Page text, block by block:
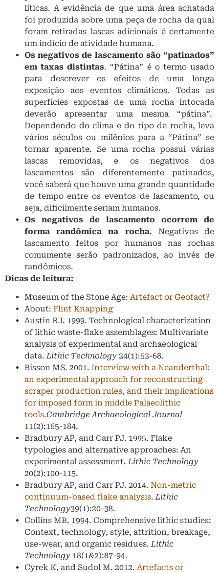
líticas. A evidência de que uma área achatada
foi produzida sobre uma peça de rocha da qual
foram retiradas lascas adicionais é certamente
um indício de atividade humana.
Os negativos de lascamento são “patinados”
em taxas distintas. “Pátina” é o termo usado
para descrever os efeitos de uma longa
exposição aos eventos climáticos. Todas as
superfícies expostas de uma rocha intocada
deverão apresentar uma mesma “pátina”.
Dependendo do clima e do tipo de rocha, leva
vários séculos ou milênios para a “Pátina” se
tornar aparente. Se uma rocha possui várias
lascas removidas, e os negativos dos
lascamentos são diferentemente patinados,
você saberá que houve uma grande quantidade
de tempo entre os eventos de lascamento, ou
seja, dificilmente seriam humanos.
Os negativos de lascamento ocorrem de
forma randômica na rocha. Negativos de
lascamento feitos por humanos nas rochas
comumente serão padronizados, ao invés de
randômicos.
Dicas de leitura:
Museum of the Stone Age: Artefact or Geofact?
About: Flint Knapping
Austin RJ. 1999. Technological characterization
of lithic waste-flake assemblages: Multivariate
analysis of experimental and archaeological
data.Lithic Technology 24(1):53-68.
Bisson MS. 2001. Interview with a Neanderthal:
an experimental approach for reconstructing
scraper production rules, and their implications
for imposed form in middle Palaeolithic
tools.Cambridge Archaeological Journal
11(2):165-184.
Bradbury AP, and Carr PJ. 1995. Flake
typologies and alternative approaches: An
experimental assessment.Lithic Technology
20(2):100-115.
Bradbury AP, and Carr PJ. 2014. Non-metric
continuum-based flake analysis.Lithic
Technology39(1):20-38.
Collins MB. 1994. Comprehensive lithic studies:
Context, technology, style, attrition, breakage,
use-wear, and organic residues.Lithic
Technology 18(1&2):87-94.
Cyrek K, and Sudol M. 2012. Artefacts or